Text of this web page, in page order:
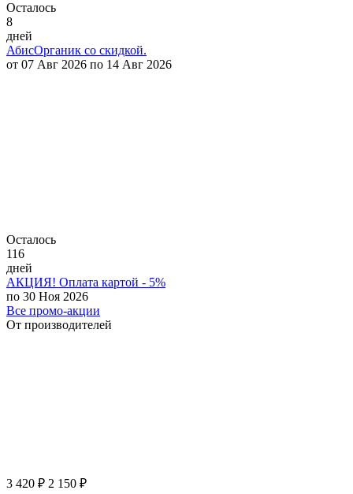
Осталось
8
дней
АбисОрганик со скидкой.
от 07 Авг 2026 по 14 Авг 2026
Осталось
116
дней
АКЦИЯ! Оплата картой - 5%
по 30 Ноя 2026
Все промо-акции
От производителей
3 420 ₽ 2 150 ₽